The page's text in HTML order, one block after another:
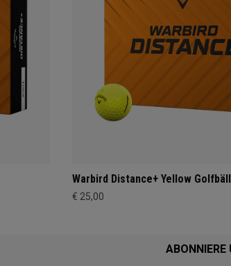
Warbird Distance+ Yellow
€ 25,00
ABONNIERE